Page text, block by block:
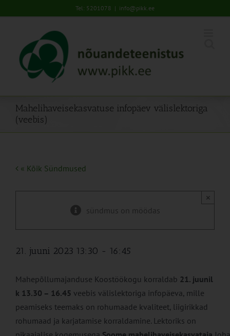
to
Tel: 5201078 | info@pikk.ee
Mahelihaveisekasvatuse infopäev välislektoriga
(veebis)
« Kõik Sündmused
sündmus on möödas
×
21. juuni 2023 13:30 - 16:45
Mahepõllumajanduse Koostöökogu korraldab 21. juunil
k 13.30 – 16.45 veebis välislektoriga infopäeva, mille
peamiseks teemaks on rohumaade kvaliteet, liigirikkad
rohumaad ja karjatamise korraldamine. Lektoriks on